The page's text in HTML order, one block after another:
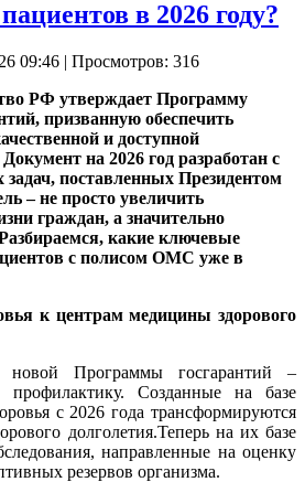
в 2026 году?
09:46 | Просмотров: 316
РФ утверждает Программу
призванную обеспечить
и доступной
на 2026 год разработан с
задач, поставленных Президентом
– не просто увеличить
граждан, а значительно
какие ключевые
с полисом ОМС уже в
к центрам медицины здорового
новой Программы госгарантий –
Созданные на базе
с 2026 года трансформируются
долголетия.Теперь на их базе
направленные на оценку
резервов организма.